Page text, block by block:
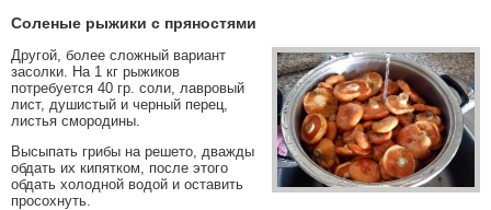
Соленые рыжики с пряностями
Другой, более сложный вариант
засолки. На 1 кг рыжиков
потребуется 40 гр. соли, лавровый
лист, душистый и черный перец,
листья смородины.
Высыпать грибы на решето, дважды
обдать их кипятком, после этого
обдать холодной водой и оставить
просохнуть.